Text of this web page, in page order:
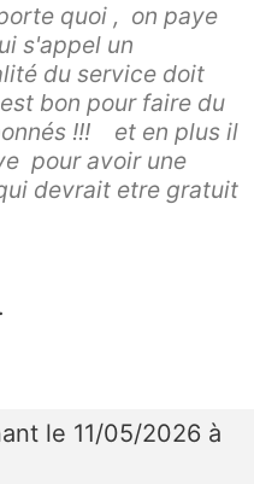
quoi , on paye
s'appel un
du service doit
bon pour faire du
!!! et en plus il
pour avoir une
devrait etre gratuit
le 11/05/2026 à